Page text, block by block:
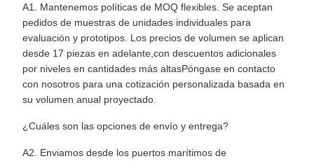
A1. Mantenemos políticas de MOQ flexibles. Se aceptan
pedidos de muestras de unidades individuales para
evaluación y prototipos. Los precios de volumen se aplican
desde 17 piezas en adelante,con descuentos adicionales
por niveles en cantidades más altasPóngase en contacto
con nosotros para una cotización personalizada basada en
su volumen anual proyectado.
¿Cuáles son las opciones de envío y entrega?
A2. Enviamos desde los puertos marítimos de